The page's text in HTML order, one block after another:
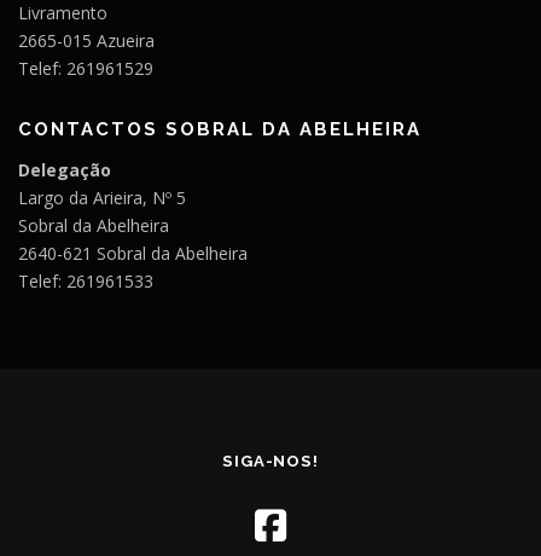
Livramento
2665-015 Azueira
Telef: 261961529
CONTACTOS SOBRAL DA ABELHEIRA
Delegação
Largo da Arieira, Nº 5
Sobral da Abelheira
2640-621 Sobral da Abelheira
Telef: 261961533
SIGA-NOS!